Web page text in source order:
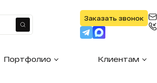
Найти
Заказать звонок
Портфолио Клиентам